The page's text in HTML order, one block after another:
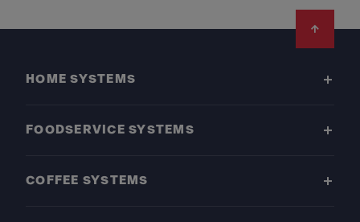
HOME SYSTEMS
FOODSERVICE SYSTEMS
COFFEE SYSTEMS